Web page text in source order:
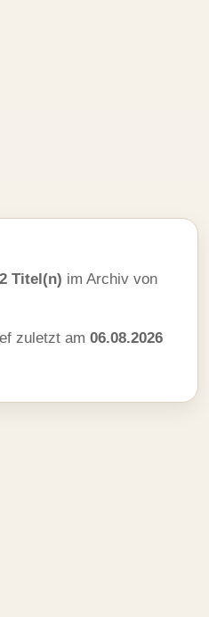
2 Titel(n) im Archiv von
zuletzt am 06.08.2026